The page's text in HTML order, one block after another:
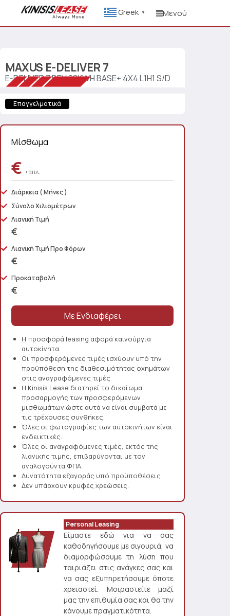
Greek ▼ Μενού
MAXUS E-DELIVER 7
E-DELIVER 7 BEV 88KWH BASE+ 4X4 L1H1 S/D
Επαγγελματικά
Μίσθωμα
€ + Φ.Π.Α.
Διάρκεια ( Μήνες )
Σύνολο Χιλιομέτρων
Λιανική Τιμή
€
Λιανική Τιμή Προ Φόρων
€
Προκαταβολή
€
Η προσφορά leasing αφορά καινούργια
αυτοκίνητα.
Οι προσφερόμενες τιμές ισχύουν υπό την
προϋπόθεση της διαθεσιμότητας οχημάτων
στις αναγραφόμενες τιμές
Η Kinisis Lease διατηρεί το δικαίωμα
προσαρμογής των προσφερόμενων
μισθωμάτων ώστε αυτά να είναι συμβατά με
τις τρέχουσες συνθήκες.
Όλες οι φωτογραφίες των αυτοκινήτων είναι
ενδεικτικές.
Όλες οι αναγραφόμενες τιμές, εκτός της
λιανικής τιμής, επιβαρύνονται με τον
αναλογούντα ΦΠΑ.
Δυνατότητα εξαγοράς υπό προϋποθέσεις
Δεν υπάρχουν κρυφές χρεώσεις.
Personal Leasing
Είμαστε εδώ για να σας
καθοδηγήσουμε με σιγουριά, να
διαμορφώσουμε τη λύση που
ταιριάζει στις ανάγκες σας και
να σας εξυπηρετήσουμε όποτε
χρειαστεί. Μοιραστείτε μαζί
μας την επιθυμία σας και θα την
κάνουμε πραγματικότητα.